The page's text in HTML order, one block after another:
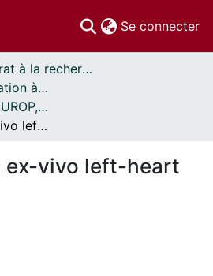
Se connecter
Vice-rectorat à la recherche // Office of the V-P, Research
Programme d’initiation à la recherche au premier cycle (PIRPC) // Undergraduate Research Opportunity Program (UROP)
PIRPC, 2015-16 // UROP, 2015-16
Designing an ex-vivo left-heart simulator
ex-vivo left-heart